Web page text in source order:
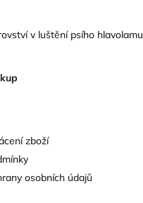
v luštění psího hlavolamu
zboží
osobních údajů